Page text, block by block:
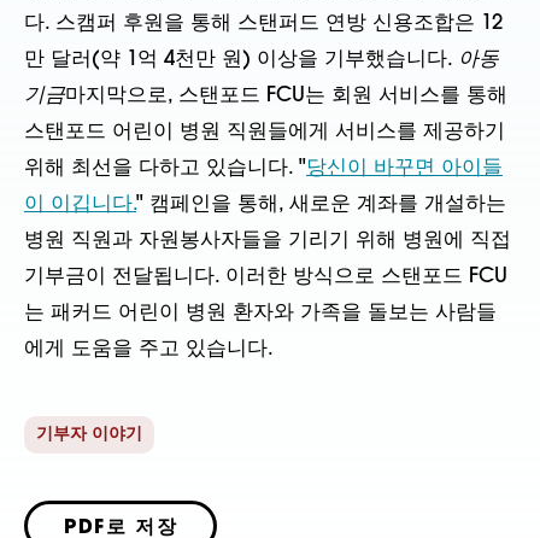
다. 스캠퍼 후원을 통해 스탠퍼드 연방 신용조합은 12
만 달러(약 1억 4천만 원) 이상을 기부했습니다. 아동
기금마지막으로, 스탠포드 FCU는 회원 서비스를 통해
스탠포드 어린이 병원 직원들에게 서비스를 제공하기
위해 최선을 다하고 있습니다. "당신이 바꾸면 아이들
이 이깁니다." 캠페인을 통해, 새로운 계좌를 개설하는
병원 직원과 자원봉사자들을 기리기 위해 병원에 직접
기부금이 전달됩니다. 이러한 방식으로 스탠포드 FCU
는 패커드 어린이 병원 환자와 가족을 돌보는 사람들
에게 도움을 주고 있습니다.
기부자 이야기
PDF로 저장